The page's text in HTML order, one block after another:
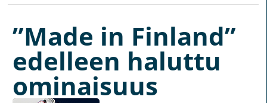
”Made in Finland”
edelleen haluttu
ominaisuus